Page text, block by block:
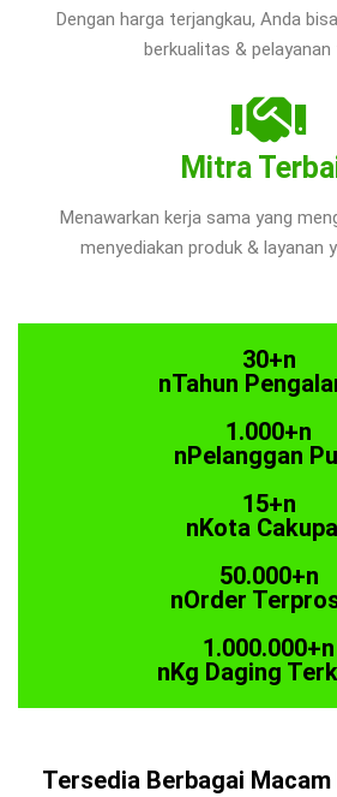
Dengan harga terjangkau, Anda
berkualitas & pelayanan
Mitra
Menawarkan kerja sama yang
menyediakan produk & layanan
30+n
nTahun
1.000+n
nPelanggan
15+n
nKota
50.000+n
nOrder
1.000.000+n
nKg Daging
Tersedia Berbagai